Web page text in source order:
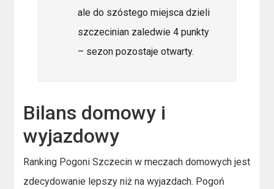
ale do szóstego miejsca dzieli
szczecinian zaledwie 4 punkty
– sezon pozostaje otwarty.
Bilans domowy i
wyjazdowy
Ranking Pogoni Szczecin w meczach domowych jest
zdecydowanie lepszy niż na wyjazdach. Pogoń